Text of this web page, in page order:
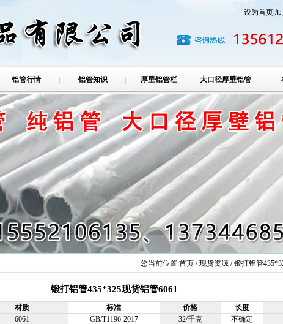
设为首页
铝管行情 铝管知识 厚壁铝管栏 大口径厚壁铝管
铝管
您当前位置:首页 / 现货资源 / 锻打铝管
锻打铝管435*325现货铝管6061
材质 标准 价格 长度
6061 GB/T1196-2017 32/千克 不确定